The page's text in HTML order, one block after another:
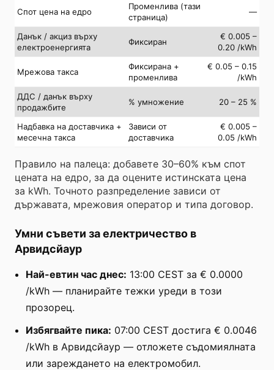
Спот цена на едро
Променлива (тази
страница)
—
Данък / акциз върху
електроенергията
Фиксиран
€ 0.005 –
0.20 /kWh
Мрежова такса
Фиксирана +
променлива
€ 0.05 – 0.15
/kWh
ДДС / данък върху
продажбите
% умножение 20 – 25 %
Надбавка на доставчика +
месечна такса
Зависи от
доставчика
€ 0.005 –
0.05 /kWh
Правило на палеца: добавете 30–60% към спот
цената на едро, за да оцените истинската цена
за kWh. Точното разпределение зависи от
държавата, мрежовия оператор и типа договор.
Умни съвети за електричество в
Арвидсйаур
Най-евтин час днес: 13:00 CEST за € 0.0000
/kWh — планирайте тежки уреди в този
прозорец.
Избягвайте пика: 07:00 CEST достига € 0.0046
/kWh в Арвидсйаур — отложете съдомиялната
или зареждането на електромобил.